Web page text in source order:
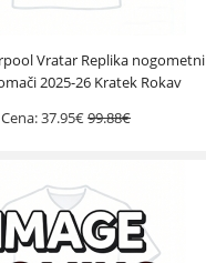
Vratar Replika nogometni
2025-26 Kratek Rokav
Cena:37.95€99.88€